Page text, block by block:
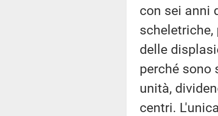
con sei anni
delle
perché
unità,
centri.